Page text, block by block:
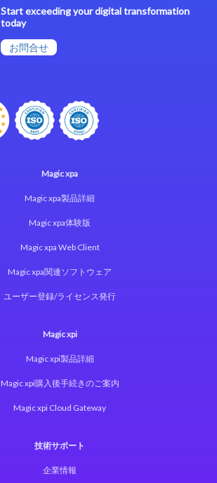
Start exceeding your digital transformation
today
お問合せ
Magic xpa
Magic xpa製品詳細
Magic xpa体験版
Magic xpa Web Client
Magic xpa関連ソフトウェア
ユーザー登録/ライセンス発行
Magic xpi
Magic xpi製品詳細
Magic xpi購入後手続きのご案内
Magic xpi Cloud Gateway
技術サポート
企業情報